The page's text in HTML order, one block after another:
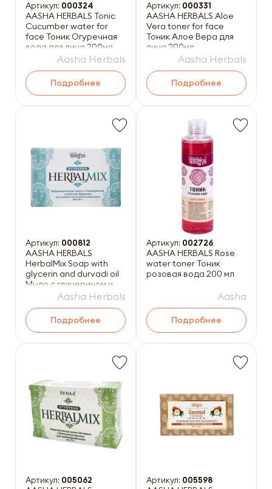
Артикул: 000324
AASHA HERBALS Tonic
Cucumber water for
face Тоник Огуречная
вода для лица 200мл
Aasha Herbals
Подробнее
Артикул: 000331
AASHA HERBALS Aloe
Vera toner for face
Тоник Алое Вера для
лица 200мл
Aasha Herbals
Подробнее
Артикул: 000812
AASHA HERBALS
HerbalMix Soap with
glycerin and durvadi oil
Мыло с глицерином и
маслом дурвади 75г
Aasha Herbals
Подробнее
Артикул: 002726
AASHA HERBALS Rose
water toner Тоник
розовая вода 200 мл
Aasha
Подробнее
Артикул: 005062 Артикул: 005598